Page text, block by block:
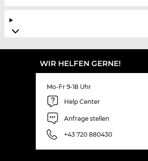
WIR HELFEN GERNE!
Mo-Fr 9-18 Uhr
Help Center
Anfrage stellen
+43 720 880430